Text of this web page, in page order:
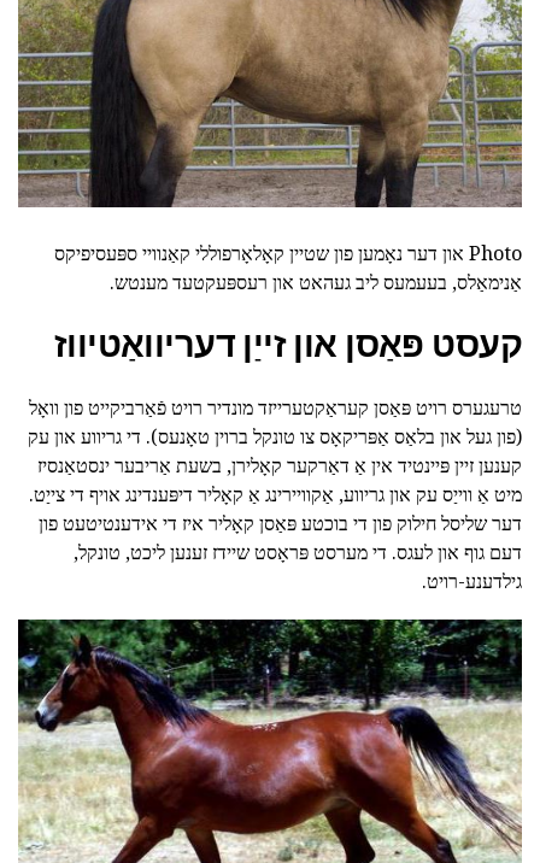
Photo און דער נאָמען פון שטיין קאָלאָרפוללי קאַנוויי ספּעסיפיקס
אַנימאַלס, בעעמעס ליב געהאט און רעספּעקטעד מענטש.
קעסט פּאַסן און זייַן דעריוואַטיווז
טרעגערס רויט פּאַסן קעראַקטערייזד מונדיר רויט פֿאַרביקייט פון וואָל
(פון געל און בלאַס אַפּריקאָס צו טונקל ברוין טאָנעס). די גריווע און עק
קענען זיין פּיינטיד אין אַ דאַרקער קאָלירן, בשעת אַריבער ינסטאַנסיז
מיט אַ ווייַס עק און גריווע, אַקוויירינג אַ קאָליר דיפּענדינג אויף די צייַט.
דער שליסל חילוק פון די בוכטע פּאַסן קאָליר איז די אידענטיטעט פון
דעם גוף און לעגס. די מערסט פּראָסט שיידז זענען ליכט, טונקל,
גילדענע-רויט.